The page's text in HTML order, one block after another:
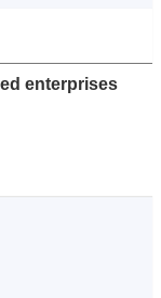
enterprises